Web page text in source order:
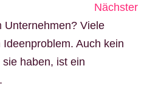
Nächster
Unternehmen? Viele
Auch kein
haben, ist ein
.